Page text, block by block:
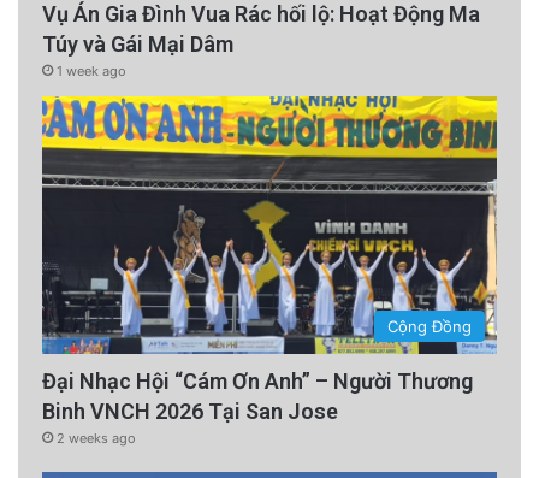
Vụ Án Gia Đình Vua Rác hối lộ: Hoạt Động Ma
Túy và Gái Mại Dâm
1 week ago
Cộng Đồng
Đại Nhạc Hội “Cám Ơn Anh” – Người Thương
Binh VNCH 2026 Tại San Jose
2 weeks ago